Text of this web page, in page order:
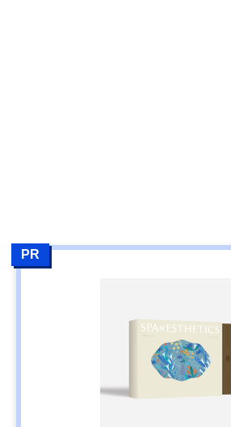
PR